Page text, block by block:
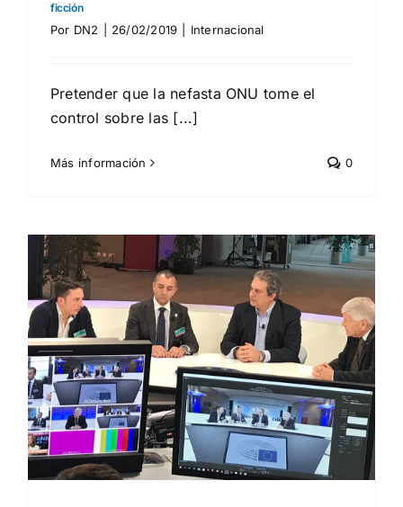
ficción
Por DN2 26/02/2019 Internacional
Pretender que la nefasta ONU tome el
control sobre las [...]
Más información 0